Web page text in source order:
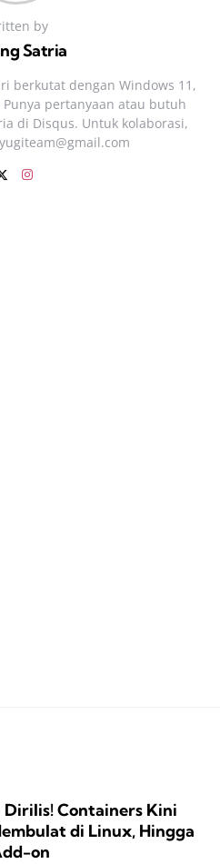
by
Satria
berkutat dengan Windows 11,
Punya pertanyaan atau butuh
di Disqus. Untuk kolaborasi,
Dirilis! Containers Kini
di Linux, Hingga
on